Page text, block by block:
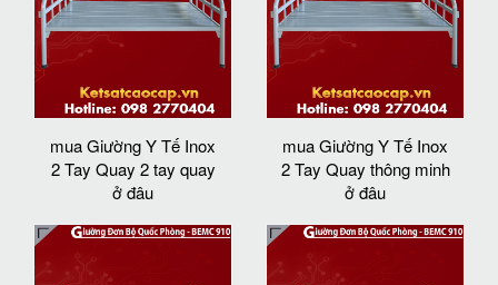
mua Giường Y Tế Inox
2 Tay Quay 2 tay quay
ở đâu
mua Giường Y Tế Inox
2 Tay Quay thông minh
ở đâu